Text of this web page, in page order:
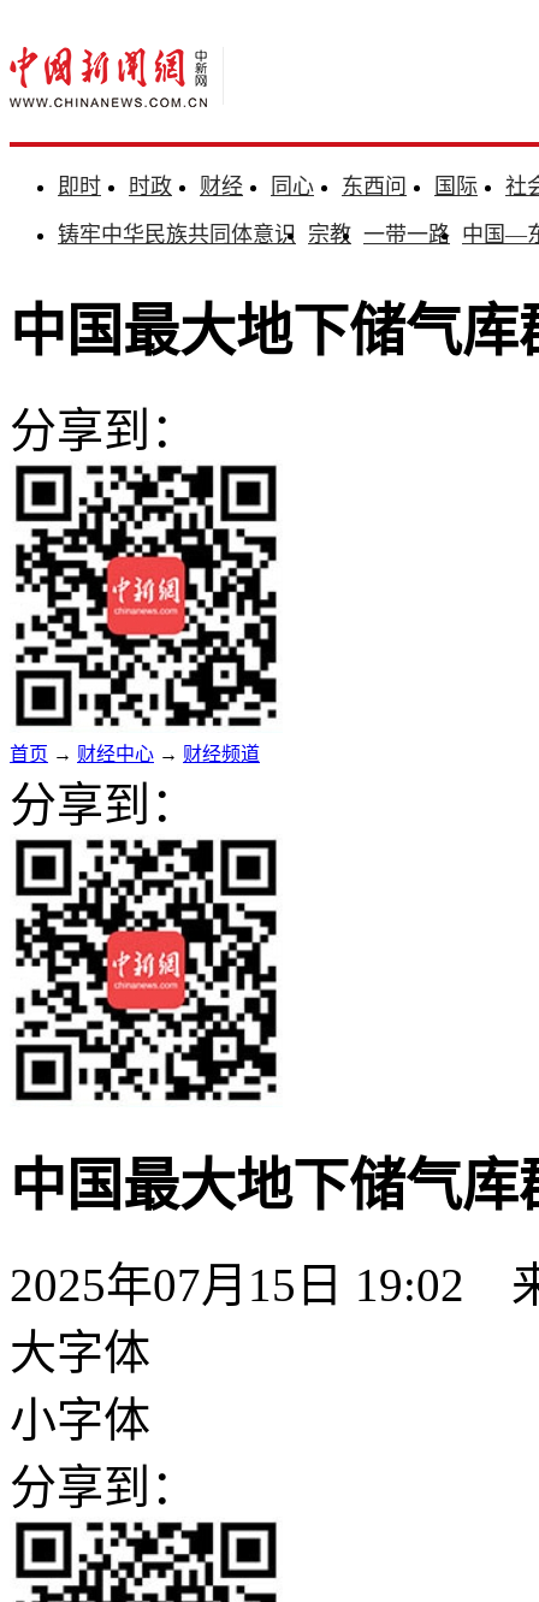
即时 时政 财经 同心 东西问 国际
社
铸牢中华民族共同体意识 宗教 一带一路 中国—
中国最大地下储气
分享到：
首页 → 财经中心 → 财经频道
分享到：
中国最大地下储气
2025年07月15日 19:02
大字体
小字体
分享到：